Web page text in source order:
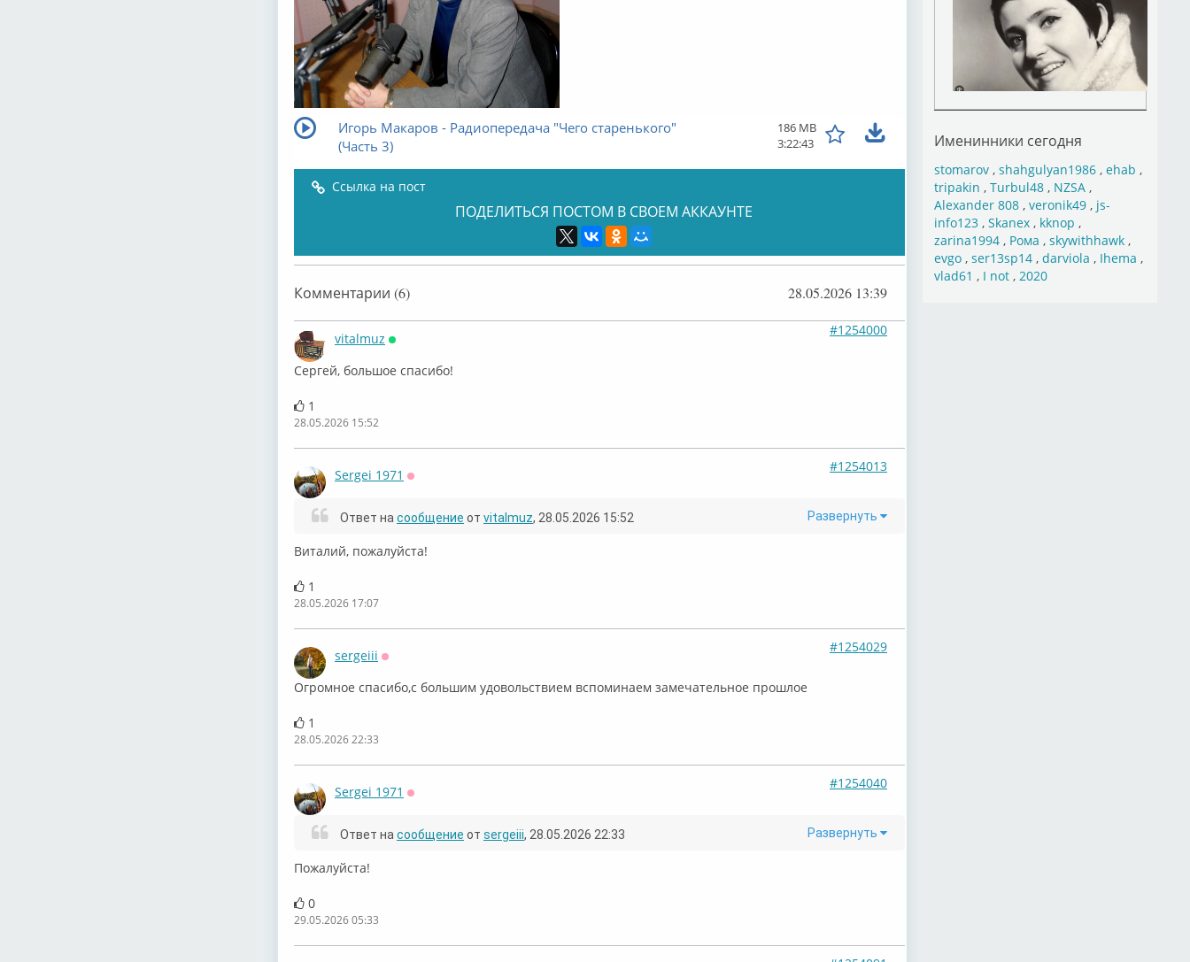
Игорь Макаров - Радиопередача "Чего старенького"
(Часть 3)
186 MB
3:22:43
Ссылка на пост
ПОДЕЛИТЬСЯ ПОСТОМ В СВОЕМ АККАУНТЕ
Комментарии (6) 28.05.2026 13:39
vitalmuz
#1254000
Сергей, большое спасибо!
1
28.05.2026 15:52
Sergei 1971
#1254013
Развернуть
Ответ на сообщение от vitalmuz, 28.05.2026 15:52
Виталий, пожалуйста!
1
28.05.2026 17:07
sergeiii
#1254029
Огромное спасибо,с большим удовольствием вспоминаем замечательное прошлое
1
28.05.2026 22:33
Sergei 1971
#1254040
Развернуть
Ответ на сообщение от sergeiii, 28.05.2026 22:33
Пожалуйста!
0
29.05.2026 05:33
Именинники сегодня
stomarov, shahgulyan1986, ehab ,
tripakin , Turbul48, NZSA,
Alexander 808, veronik49, js-
info123, Skanex, kknop ,
zarina1994, Рома , skywithhawk,
evgo, ser13sp14, darviola , Ihema ,
vlad61 , I not, 2020